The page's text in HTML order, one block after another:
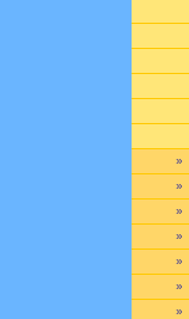
»
»
»
»
»
»
»